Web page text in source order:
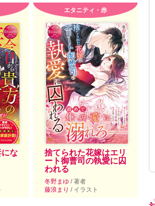
な
エタニティ・赤
捨てられた花嫁はエリ
ート御曹司の執愛に囚
われる
冬野まゆ / 著者
藤浪まり / イラスト